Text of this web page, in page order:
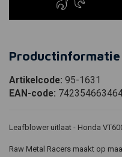
Productinformatie
Artikelcode: 95-1631
EAN-code:
Leafblower uitlaat - Honda
Raw Metal Racers maakt op